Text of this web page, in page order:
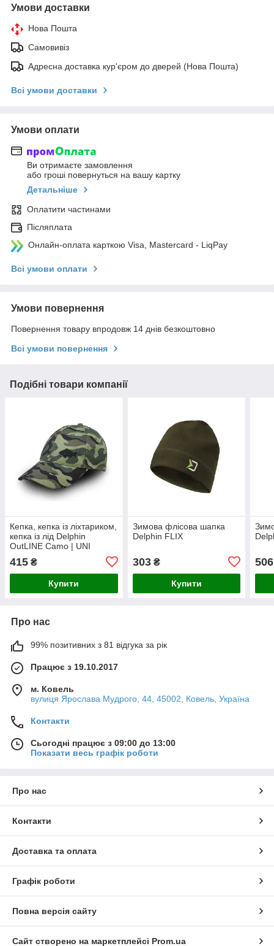
Умови доставки
Нова Пошта
Самовивіз
Адресна доставка кур'єром до дверей (Нова Пошта)
Всі умови доставки
Умови оплати
Ви отримаєте замовлення
або гроші повернуться на вашу картку
Детальніше
Оплатити частинами
Післяплата
Онлайн-оплата карткою Visa, Mastercard - LiqPay
Всі умови оплати
Умови повернення
Повернення товару впродовж 14 днів безкоштовно
Всі умови повернення
Подібні товари компанії
Кепка, кепка із ліхтариком,
кепка із лід Delphin
OutLINE Camo | UNI
415 ₴
Купити
Зимова флісова шапка
Delphin FLIX
303₴
Купити
506
Про нас
99% позитивних з 81 відгука за рік
Працює з 19.10.2017
м. Ковель
вулиця Ярослава Мудрого, 44, 45002, Ковель, Україна
Контакти
Сьогодні працює з 09:00 до 13:00
Показати весь графік роботи
Про нас
Контакти
Доставка та оплата
Графік роботи
Повна версія сайту
Сайт створено на маркетплейсі Prom.ua